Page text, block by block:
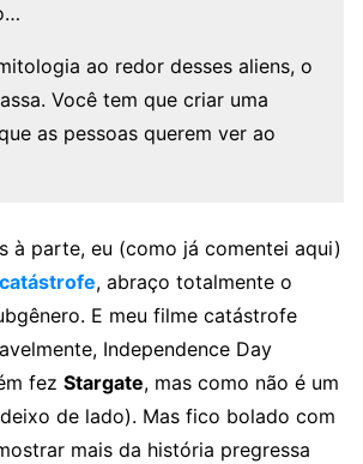
ao redor desses aliens, o
Você tem que criar uma
as pessoas querem ver ao
à parte, eu (como já comentei aqui)
, abraço totalmente o
E meu filme catástrofe
Independence Day
fez Stargate, mas como não é um
de lado). Mas fico bolado com
mais da história pregressa